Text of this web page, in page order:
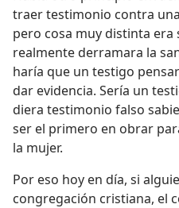
traer testimonio contra
pero cosa muy distinta era
realmente derramara la
haría que un testigo
dar evidencia. Sería un
diera testimonio falso
ser el primero en obrar
la mujer.
Por eso hoy en día, si
congregación cristiana, el